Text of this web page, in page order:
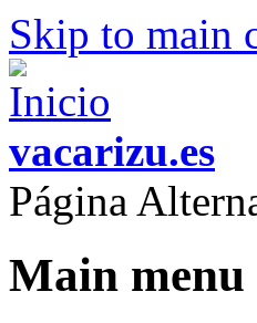
Skip to main
vacarizu.es
Página
Main menu